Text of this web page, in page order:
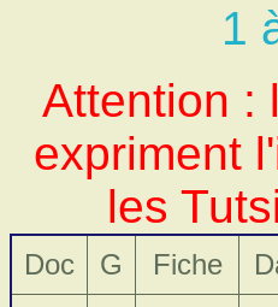
1
Attention :
expriment
les
Doc G Fiche